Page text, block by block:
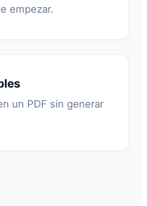
empezar.
un PDF sin generar